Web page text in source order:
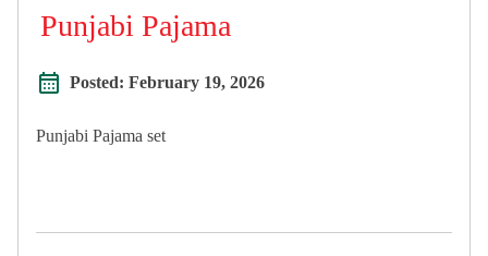
Punjabi Pajama
Posted: February 19, 2026
Punjabi Pajama set